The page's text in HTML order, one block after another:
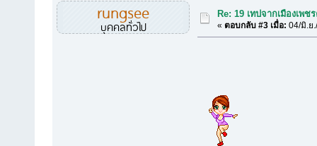
rungsee
บุคคลทั่วไป
Re: 19 เทปจากเมืองเพ
«ตอบกลับ #3 เมื่อ: 04/มิ.ย